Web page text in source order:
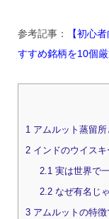
参考記事：
【初心
すすめ銘柄を10個厳
1アムルット蒸留所
2インドのウイスキ
2.1実は世界で
2.2なぜ有名じ
3アムルットの特徴